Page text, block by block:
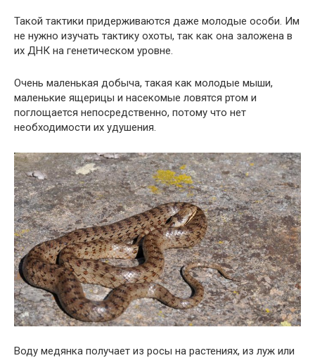
Такой тактики придерживаются даже молодые особи. Им
не нужно изучать тактику охоты, так как она заложена в
их ДНК на генетическом уровне.
Очень маленькая добыча, такая как молодые мыши,
маленькие ящерицы и насекомые ловятся ртом и
поглощается непосредственно, потому что нет
необходимости их удушения.
Воду медянка получает из росы на растениях, из луж или